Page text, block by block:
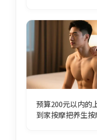
预算200元以内的
到家按摩把养生按